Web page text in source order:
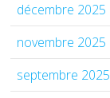
décembre 2025
novembre 2025
septembre 2025